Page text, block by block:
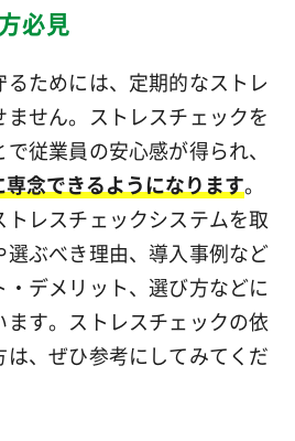
必見
ためには、定期的なストレ
ません。ストレスチェックを
従業員の安心感が得られ、
念できるようになります。
トレスチェックシステムを取
選ぶべき理由、導入事例など
・デメリット、選び方などに
す。ストレスチェックの依
、ぜひ参考にしてみてくだ